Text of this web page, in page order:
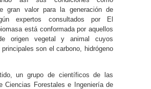
valor para la generación de
expertos consultados por El
está conformada por aquellos
origen vegetal y animal cuyos
son el carbono, hidrógeno
un grupo de científicos de las
Ciencias Forestales e Ingeniería de